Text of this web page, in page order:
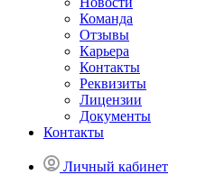
Команда
Отзывы
Карьера
Контакты
Реквизиты
Лицензии
Документы
Контакты
Личный кабинет